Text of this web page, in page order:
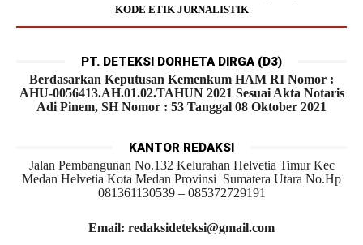
KODE ETIK JURNALISTIK
PT. DETEKSI DORHETA DIRGA (D3)
Berdasarkan Keputusan Kemenkum HAM RI Nomor :
AHU-0056413.AH.01.02.TAHUN 2021 Sesuai Akta Notaris
Adi Pinem, SH Nomor : 53 Tanggal 08 Oktober 2021
KANTOR REDAKSI
Jalan Pembangunan No.132 Kelurahan Helvetia Timur Kec
Medan Helvetia Kota Medan Provinsi Sumatera Utara No.Hp
081361130539 – 085372729191
Email: redaksideteksi@gmail.com